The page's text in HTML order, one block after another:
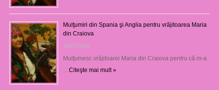
Mulţumiri din Spania şi Anglia pentru vrăjitoarea Maria
din Craiova
28/07/2026
Mulţumesc vrăjitoarei Maria din Craiova pentru că m-a
Citeşte mai mult »